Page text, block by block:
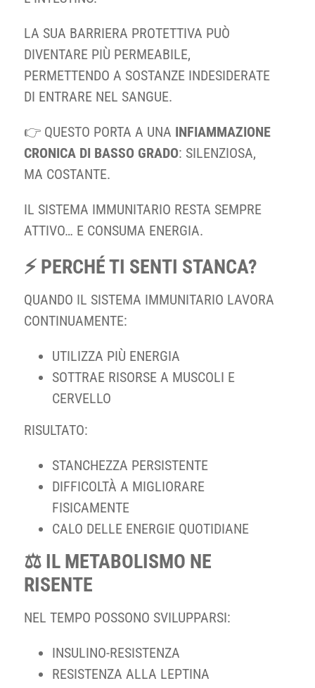
LA SUA BARRIERA PROTETTIVA PUÒ
DIVENTARE PIÙ PERMEABILE,
PERMETTENDO A SOSTANZE INDESIDERATE
DI ENTRARE NEL SANGUE.
👉 QUESTO PORTA A UNA INFIAMMAZIONE
CRONICA DI BASSO GRADO: SILENZIOSA,
MA COSTANTE.
IL SISTEMA IMMUNITARIO RESTA SEMPRE
ATTIVO… E CONSUMA ENERGIA.
⚡ PERCHÉ TI SENTI STANCA?
QUANDO IL SISTEMA IMMUNITARIO LAVORA
CONTINUAMENTE:
UTILIZZA PIÙ ENERGIA
SOTTRAE RISORSE A MUSCOLI E
CERVELLO
RISULTATO:
STANCHEZZA PERSISTENTE
DIFFICOLTÀ A MIGLIORARE
FISICAMENTE
CALO DELLE ENERGIE QUOTIDIANE
⚖️ IL METABOLISMO NE
RISENTE
NEL TEMPO POSSONO SVILUPPARSI:
INSULINO-RESISTENZA
RESISTENZA ALLA LEPTINA